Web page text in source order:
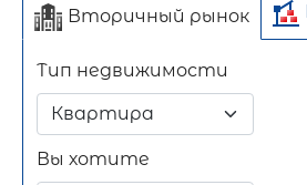
Вторичный рынок
Тип недвижимости
Вы хотите
Длительный срок
Отдельно стоящее
здание